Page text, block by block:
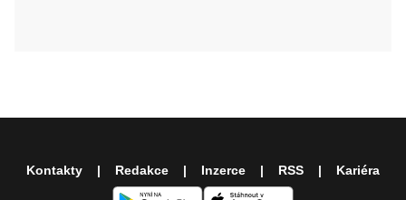
Kontakty Redakce Inzerce RSS Kariéra